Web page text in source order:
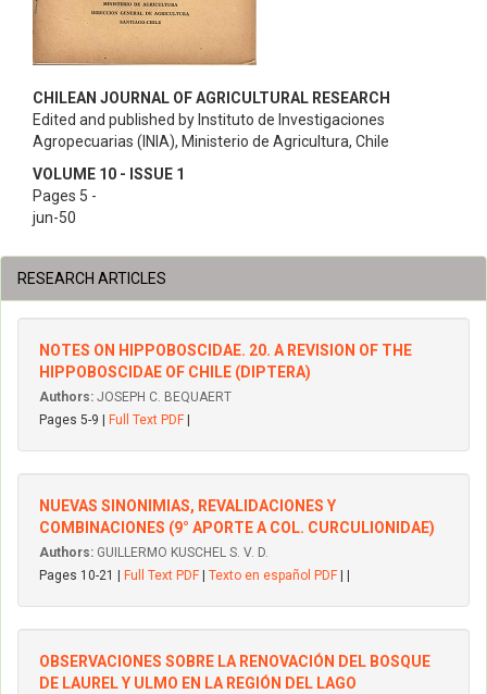
CHILEAN JOURNAL OF AGRICULTURAL RESEARCH
Edited and published by Instituto de Investigaciones
Agropecuarias (INIA), Ministerio de Agricultura, Chile
VOLUME 10 - ISSUE 1
Pages 5 -
jun-50
RESEARCH ARTICLES
NOTES ON HIPPOBOSCIDAE. 20. A REVISION OF THE
HIPPOBOSCIDAE OF CHILE (DIPTERA)
Authors: JOSEPH C. BEQUAERT
Pages 5-9 |
Full Text PDF
NUEVAS SINONIMIAS, REVALIDACIONES Y
COMBINACIONES (9° APORTE A COL. CURCULIONIDAE)
Authors: GUILLERMO KUSCHEL S. V. D.
Pages 10-21 |
Full Text PDF Texto en español PDF
OBSERVACIONES SOBRE LA RENOVACIÓN DEL BOSQUE
DE LAUREL Y ULMO EN LA REGIÓN DEL LAGO